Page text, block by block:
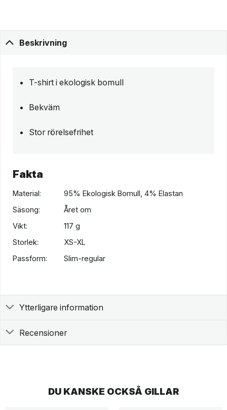
Beskrivning
T-shirt i ekologisk bomull
Bekväm
Stor rörelsefrihet
Fakta
Material:
95% Ekologisk Bomull, 4% Elastan
Säsong:
Året om
Vikt:
117 g
Storlek:
XS-XL
Passform:
Slim-regular
Ytterligare information
Recensioner
DU KANSKE OCKSÅ GILLAR